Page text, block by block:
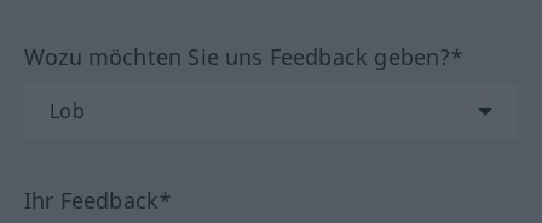
Wozu möchten Sie uns Feedback geben?*
Ihr Feedback*